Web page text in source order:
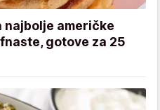
američke
gotove za 25